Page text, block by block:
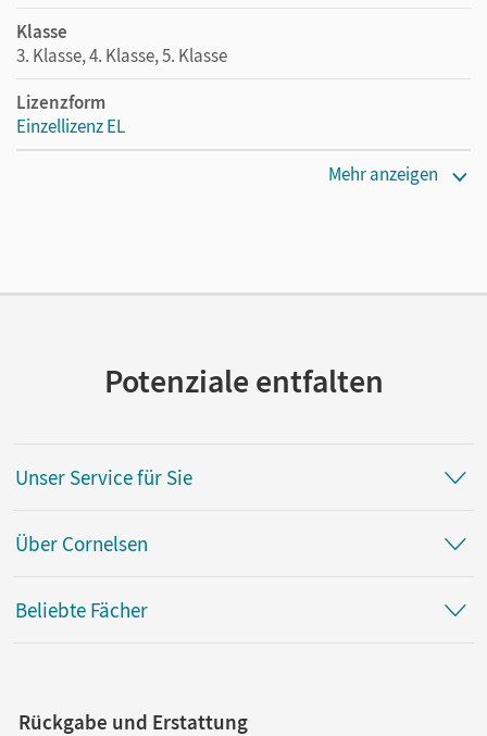
Klasse
3. Klasse, 4. Klasse, 5. Klasse
Lizenzform
Einzellizenz EL
Mehr anzeigen
Potenziale entfalten
Unser Service für Sie
Über Cornelsen
Beliebte Fächer
Rückgabe und Erstattung